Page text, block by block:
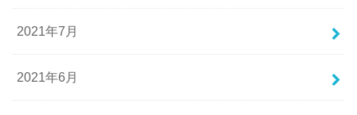
2021年7月
2021年6月